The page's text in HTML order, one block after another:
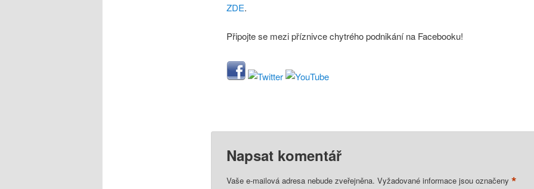
ZDE.
Připojte se mezi příznivce chytrého podnikání na Facebooku!
Napsat komentář
Vaše e-mailová adresa nebude zveřejněna. Vyžadované informace jsou označeny *